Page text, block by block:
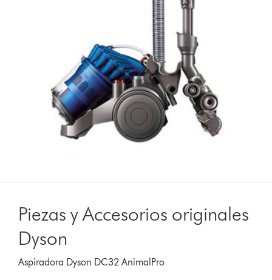
Piezas y Accesorios originales
Dyson
Aspiradora Dyson DC32 AnimalPro